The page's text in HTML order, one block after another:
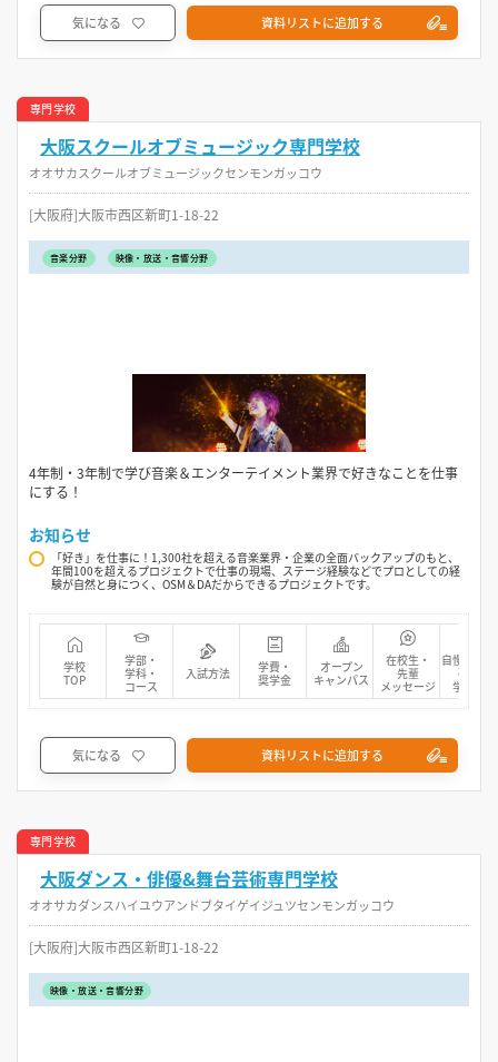
気になる 資料リストに追加する
専門学校
大阪スクールオブミュージック専門学校
オオサカスクールオブミュージックセンモンガッコウ
[大阪府]大阪市西区新町1-18-22
音楽分野 映像・放送・音響分野
4年制・3年制で学び音楽＆エンターテイメント業界で好きなことを仕事
にする！
お知らせ
「好き」を仕事に！1,300社を超える音楽業界・企業の全面バックアップのもと、
年間100を超えるプロジェクトで仕事の現場、ステージ経験などでプロとしての経
験が自然と身につく、OSM＆DAだからできるプロジェクトです。
学校
TOP
学部・
学科・
コース
入試方法
学費・
奨学金
オープン
キャンパス
在校生・
先輩
メッセージ
自慢の先
研究・
学生活動
気になる 資料リストに追加する
専門学校
大阪ダンス・俳優&舞台芸術専門学校
オオサカダンスハイユウアンドブタイゲイジュツセンモンガッコウ
[大阪府]大阪市西区新町1-18-22
映像・放送・音響分野